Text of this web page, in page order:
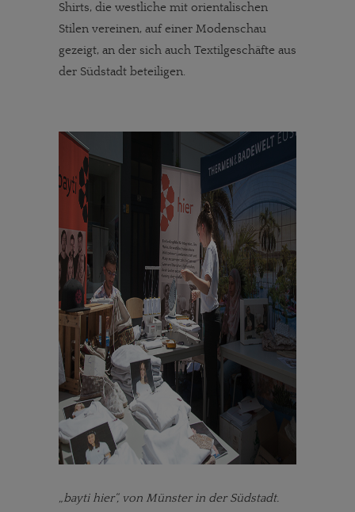
Shirts, die westliche mit orientalischen
Stilen vereinen, auf einer Modenschau
gezeigt, an der sich auch Textilgeschäfte aus
der Südstadt beteiligen.
„bayti hier“, von Münster in der Südstadt.